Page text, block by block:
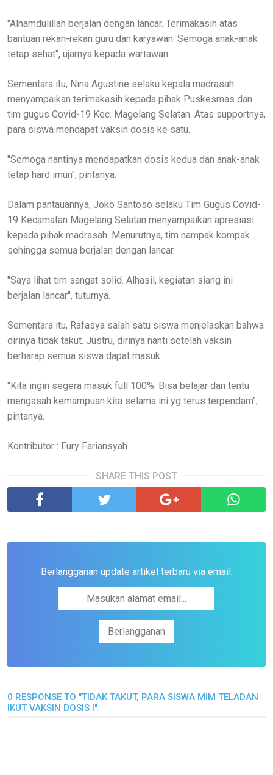
"Alhamdulillah berjalan dengan lancar. Terimakasih atas
bantuan rekan-rekan guru dan karyawan. Semoga anak-anak
tetap sehat", ujarnya kepada wartawan.
Sementara itu, Nina Agustine selaku kepala madrasah
menyampaikan terimakasih kepada pihak Puskesmas dan
tim gugus Covid-19 Kec. Magelang Selatan. Atas supportnya,
para siswa mendapat vaksin dosis ke satu.
"Semoga nantinya mendapatkan dosis kedua dan anak-anak
tetap hard imun", pintanya.
Dalam pantauannya, Joko Santoso selaku Tim Gugus Covid-
19 Kecamatan Magelang Selatan menyampaikan apresiasi
kepada pihak madrasah. Menurutnya, tim nampak kompak
sehingga semua berjalan dengan lancar.
"Saya lihat tim sangat solid. Alhasil, kegiatan siang ini
berjalan lancar", tuturnya.
Sementara itu, Rafasya salah satu siswa menjelaskan bahwa
dirinya tidak takut. Justru, dirinya nanti setelah vaksin
berharap semua siswa dapat masuk.
"Kita ingin segera masuk full 100%. Bisa belajar dan tentu
mengasah kemampuan kita selama ini yg terus terpendam",
pintanya.
Kontributor : Fury Fariansyah
SHARE THIS POST
Berlangganan update artikel terbaru via email:
0 RESPONSE TO "TIDAK TAKUT, PARA SISWA MIM TELADAN
IKUT VAKSIN DOSIS I"